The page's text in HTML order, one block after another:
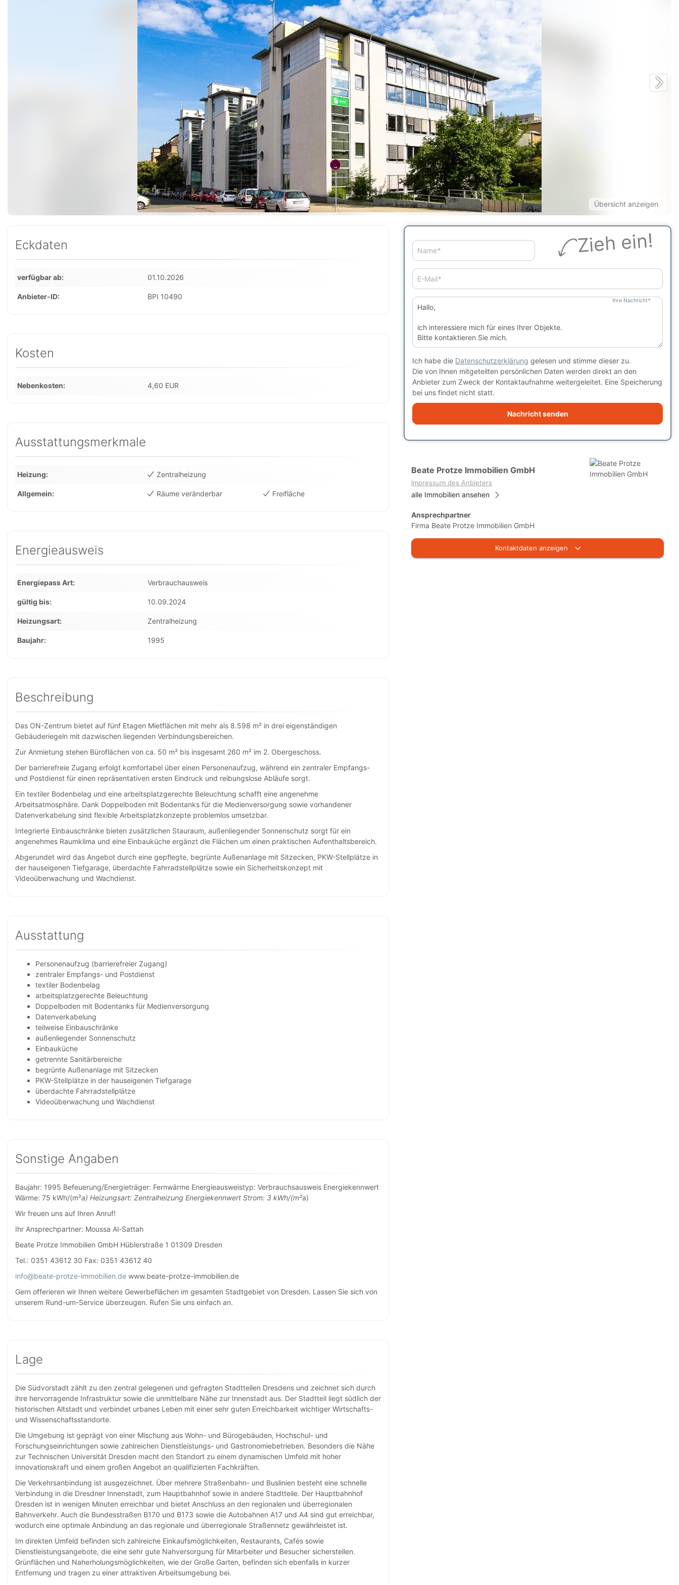
Übersicht anzeigen
Zieh ein!
Name*
E-Mail*
Ihre Nachricht*
Ich habe die Datenschutzerklärung gelesen und stimme dieser zu.
Die von Ihnen mitgeteilten persönlichen Daten werden direkt an den
Anbieter zum Zweck der Kontaktaufnahme weitergeleitet. Eine Speicherung
bei uns findet nicht statt.
Nachricht senden
Beate Protze Immobilien GmbH
Impressum des Anbieters
alle Immobilien ansehen
Ansprechpartner
Firma Beate Protze Immobilien GmbH
Kontaktdaten anzeigen
Eckdaten
verfügbar ab 01.10.2026
Anbieter-ID BPI 10490
Kosten
Nebenkosten 4,60 EUR
Ausstattungsmerkmale
Heizung Zentralheizung
Allgemein Räume veränderbar Freifläche
Energieausweis
Energiepass Art Verbrauchausweis
gültig bis 10.09.2024
Heizungsart Zentralheizung
Baujahr 1995
Beschreibung
Das ON-Zentrum bietet auf fünf Etagen Mietflächen mit mehr als 8.598 m² in drei eigenständigen
Gebäuderiegeln mit dazwischen liegenden Verbindungsbereichen.
Zur Anmietung stehen Büroflächen von ca. 50 m² bis insgesamt 260 m² im 2. Obergeschoss.
Der barrierefreie Zugang erfolgt komfortabel über einen Personenaufzug, während ein zentraler Empfangs-
und Postdienst für einen repräsentativen ersten Eindruck und reibungslose Abläufe sorgt.
Ein textiler Bodenbelag und eine arbeitsplatzgerechte Beleuchtung schafft eine angenehme
Arbeitsatmosphäre. Dank Doppelboden mit Bodentanks für die Medienversorgung sowie vorhandener
Datenverkabelung sind flexible Arbeitsplatzkonzepte problemlos umsetzbar.
Integrierte Einbauschränke bieten zusätzlichen Stauraum, außenliegender Sonnenschutz sorgt für ein
angenehmes Raumklima und eine Einbauküche ergänzt die Flächen um einen praktischen Aufenthaltsbereich.
Abgerundet wird das Angebot durch eine gepflegte, begrünte Außenanlage mit Sitzecken, PKW-Stellplätze in
der hauseigenen Tiefgarage, überdachte Fahrradstellplätze sowie ein Sicherheitskonzept mit
Videoüberwachung und Wachdienst.
Ausstattung
Personenaufzug (barrierefreier Zugang)
zentraler Empfangs- und Postdienst
textiler Bodenbelag
arbeitsplatzgerechte Beleuchtung
Doppelboden mit Bodentanks für Medienversorgung
Datenverkabelung
teilweise Einbauschränke
außenliegender Sonnenschutz
Einbauküche
getrennte Sanitärbereiche
begrünte Außenanlage mit Sitzecken
PKW-Stellplätze in der hauseigenen Tiefgarage
überdachte Fahrradstellplätze
Videoüberwachung und Wachdienst
Sonstige Angaben
Baujahr: 1995 Befeuerung/Energieträger: Fernwärme Energieausweistyp: Verbrauchsausweis Energiekennwert
Wärme: 75 kWh/(m²a) Heizungsart: Zentralheizung Energiekennwert Strom: 3 kWh/(m²a)
Wir freuen uns auf Ihren Anruf!
Ihr Ansprechpartner: Moussa Al-Sattah
Beate Protze Immobilien GmbH Hüblerstraße 1 01309 Dresden
Tel.: 0351 43612 30 Fax: 0351 43612 40
info@beate-protze-immobilien.de www.beate-protze-immobilien.de
Gern offerieren wir Ihnen weitere Gewerbeflächen im gesamten Stadtgebiet von Dresden. Lassen Sie sich von
unserem Rund-um-Service überzeugen. Rufen Sie uns einfach an.
Lage
Die Südvorstadt zählt zu den zentral gelegenen und gefragten Stadtteilen Dresdens und zeichnet sich durch
ihre hervorragende Infrastruktur sowie die unmittelbare Nähe zur Innenstadt aus. Der Stadtteil liegt südlich der
historischen Altstadt und verbindet urbanes Leben mit einer sehr guten Erreichbarkeit wichtiger Wirtschafts-
und Wissenschaftsstandorte.
Die Umgebung ist geprägt von einer Mischung aus Wohn- und Bürogebäuden, Hochschul- und
Forschungseinrichtungen sowie zahlreichen Dienstleistungs- und Gastronomiebetrieben. Besonders die Nähe
zur Technischen Universität Dresden macht den Standort zu einem dynamischen Umfeld mit hoher
Innovationskraft und einem großen Angebot an qualifizierten Fachkräften.
Die Verkehrsanbindung ist ausgezeichnet. Über mehrere Straßenbahn- und Buslinien besteht eine schnelle
Verbindung in die Dresdner Innenstadt, zum Hauptbahnhof sowie in andere Stadtteile. Der Hauptbahnhof
Dresden ist in wenigen Minuten erreichbar und bietet Anschluss an den regionalen und überregionalen
Bahnverkehr. Auch die Bundesstraßen B170 und B173 sowie die Autobahnen A17 und A4 sind gut erreichbar,
wodurch eine optimale Anbindung an das regionale und überregionale Straßennetz gewährleistet ist.
Im direkten Umfeld befinden sich zahlreiche Einkaufsmöglichkeiten, Restaurants, Cafés sowie
Dienstleistungsangebote, die eine sehr gute Nahversorgung für Mitarbeiter und Besucher sicherstellen.
Grünflächen und Naherholungsmöglichkeiten, wie der Große Garten, befinden sich ebenfalls in kurzer
Entfernung und tragen zu einer attraktiven Arbeitsumgebung bei.